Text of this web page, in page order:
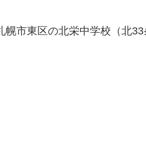
市東区の北栄中学校（北